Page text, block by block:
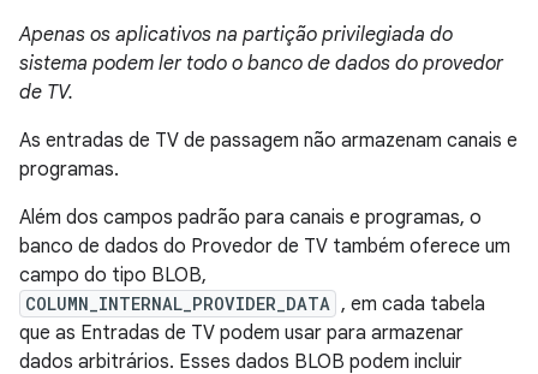
Apenas os aplicativos na partição privilegiada do
sistema podem ler todo o banco de dados do provedor
de TV.
As entradas de TV de passagem não armazenam canais e
programas.
Além dos campos padrão para canais e programas, o
banco de dados do Provedor de TV também oferece um
campo do tipo BLOB,
COLUMN_INTERNAL_PROVIDER_DATA , em cada tabela
que as Entradas de TV podem usar para armazenar
dados arbitrários. Esses dados BLOB podem incluir